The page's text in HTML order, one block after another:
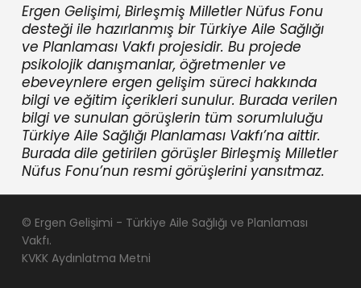
Ergen Gelişimi, Birleşmiş Milletler Nüfus Fonu
desteği ile hazırlanmış bir Türkiye Aile Sağlığı
ve Planlaması Vakfı projesidir. Bu projede
psikolojik danışmanlar, öğretmenler ve
ebeveynlere ergen gelişim süreci hakkında
bilgi ve eğitim içerikleri sunulur. Burada verilen
bilgi ve sunulan görüşlerin tüm sorumluluğu
Türkiye Aile Sağlığı Planlaması Vakfı’na aittir.
Burada dile getirilen görüşler Birleşmiş Milletler
Nüfus Fonu’nun resmi görüşlerini yansıtmaz.
© Ergen Gelişimi - Türkiye Aile Sağlığı ve Planlaması
Vakfı.
KVKK Aydınlatma Metni